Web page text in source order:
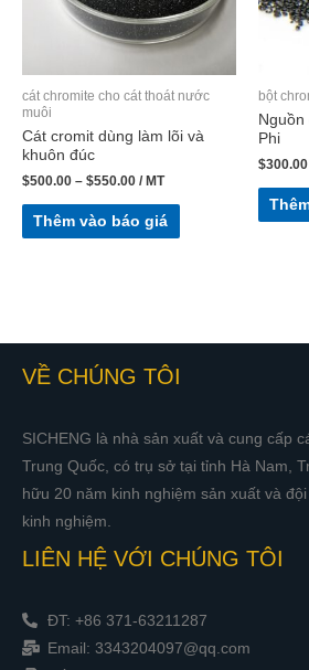
cát chromite cho cát thoát nước
muôi
Cát cromit dùng làm lõi và
khuôn đúc
$500.00 – $550.00 / MT
Thêm vào báo giá
bột
Phi
$300.00
VỀ CHÚNG TÔI
SICHENG là nhà sản xuất và cung cấp
Trung Quốc, có trụ sở tại tỉnh Hà Nam,
hữu 20 năm kinh nghiệm sản xuất và
kinh nghiệm.
LIÊN HỆ VỚI CHÚNG TÔI
ĐT: +86 371-63211287
Email: 3343204097@qq.com